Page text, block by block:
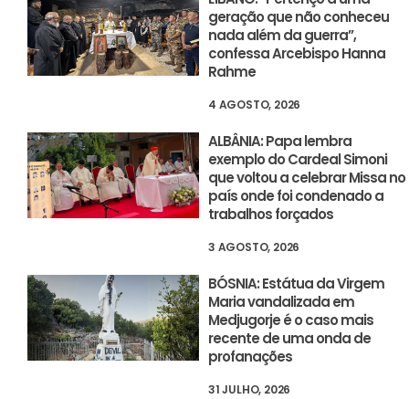
geração que não conheceu
nada além da guerra”,
confessa Arcebispo Hanna
Rahme
4 AGOSTO, 2026
ALBÂNIA: Papa lembra
exemplo do Cardeal Simoni
que voltou a celebrar Missa no
país onde foi condenado a
trabalhos forçados
3 AGOSTO, 2026
BÓSNIA: Estátua da Virgem
Maria vandalizada em
Medjugorje é o caso mais
recente de uma onda de
profanações
31 JULHO, 2026